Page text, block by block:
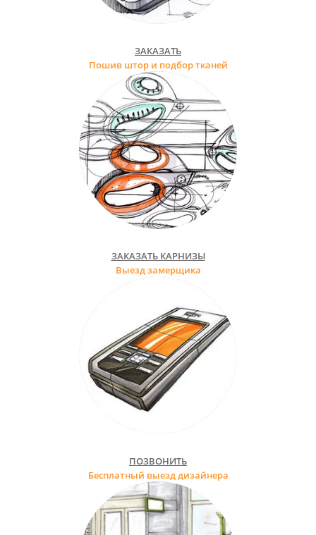
ЗАКАЗАТЬ
Пошив штор и подбор тканей
ЗАКАЗАТЬ КАРНИЗЫ
Выезд замерщика
ПОЗВОНИТЬ
Бесплатный выезд дизайнера